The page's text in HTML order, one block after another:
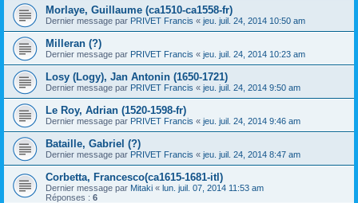
Morlaye, Guillaume (ca1510-ca1558-fr)
Dernier message par PRIVET Francis « jeu. juil. 24, 2014 10:50 am
Milleran (?)
Dernier message par PRIVET Francis « jeu. juil. 24, 2014 10:23 am
Losy (Logy), Jan Antonin (1650-1721)
Dernier message par PRIVET Francis « jeu. juil. 24, 2014 9:50 am
Le Roy, Adrian (1520-1598-fr)
Dernier message par PRIVET Francis « jeu. juil. 24, 2014 9:46 am
Bataille, Gabriel (?)
Dernier message par PRIVET Francis « jeu. juil. 24, 2014 8:47 am
Corbetta, Francesco(ca1615-1681-itl)
Dernier message par Mitaki « lun. juil. 07, 2014 11:53 am
Réponses : 6